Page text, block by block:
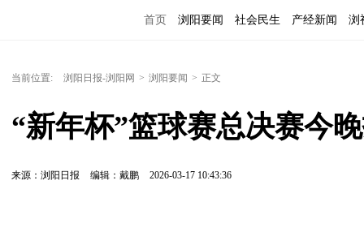
首页 浏阳要闻 社会民生 产经新闻 浏
当前位置: 浏阳日报-浏阳网 > 浏阳要闻 > 正文
“新年杯”篮球赛总决赛今
来源：浏阳日报 编辑：戴鹏 2026-03-17 10:43:36